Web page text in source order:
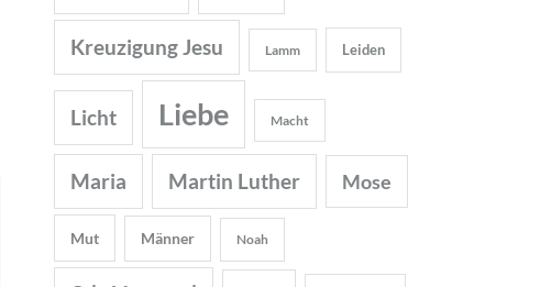
Kreuzigung Jesu Lamm Leiden
Licht Liebe Macht
Maria Martin Luther Mose
Mut Männer Noah